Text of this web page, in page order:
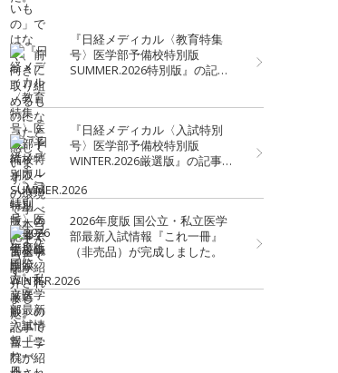
『日経メディカル〈教育特集
号〉医学部予備校特別版
SUMMER.2026特別版』の記事
『日経メディカル〈入試特別
号〉医学部予備校特別版
WINTER.2026厳選版』の記事で
2026年度版 国公立・私立医学
部最新入試情報『これ一冊』
（非売品）が完成しました。